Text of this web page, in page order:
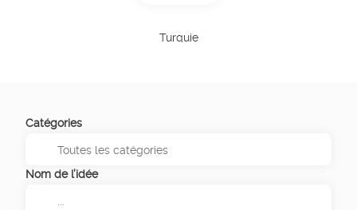
Turquie
Catégories
Nom de l’idée